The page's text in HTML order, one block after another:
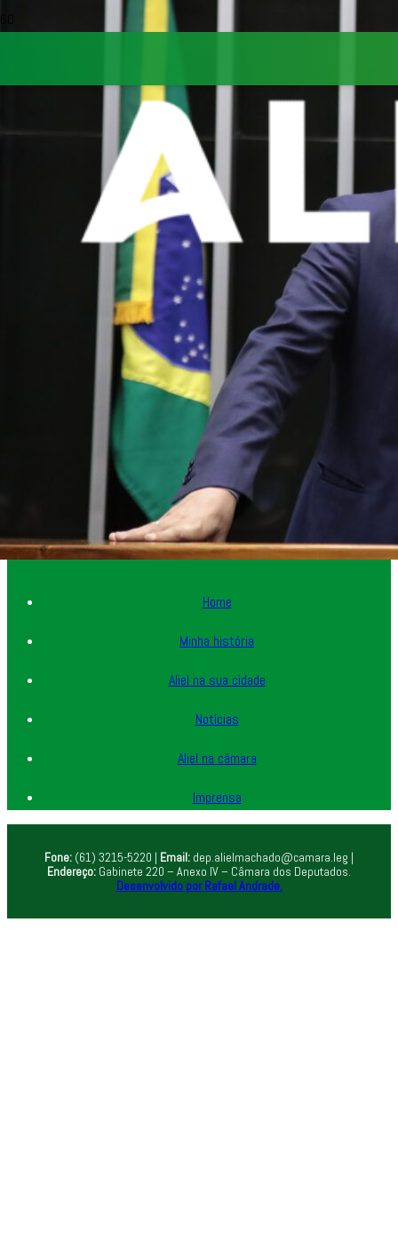
Tagged in
gestão
pública
Home
Minha história
Aliel na sua cidade
Notícias
Aliel na câmara
Imprensa
Fone: (61) 3215-5220 | Email: dep.alielmachado@camara.leg |
Endereço: Gabinete 220 – Anexo IV – Câmara dos Deputados.
Desenvolvido por Rafael Andrade.